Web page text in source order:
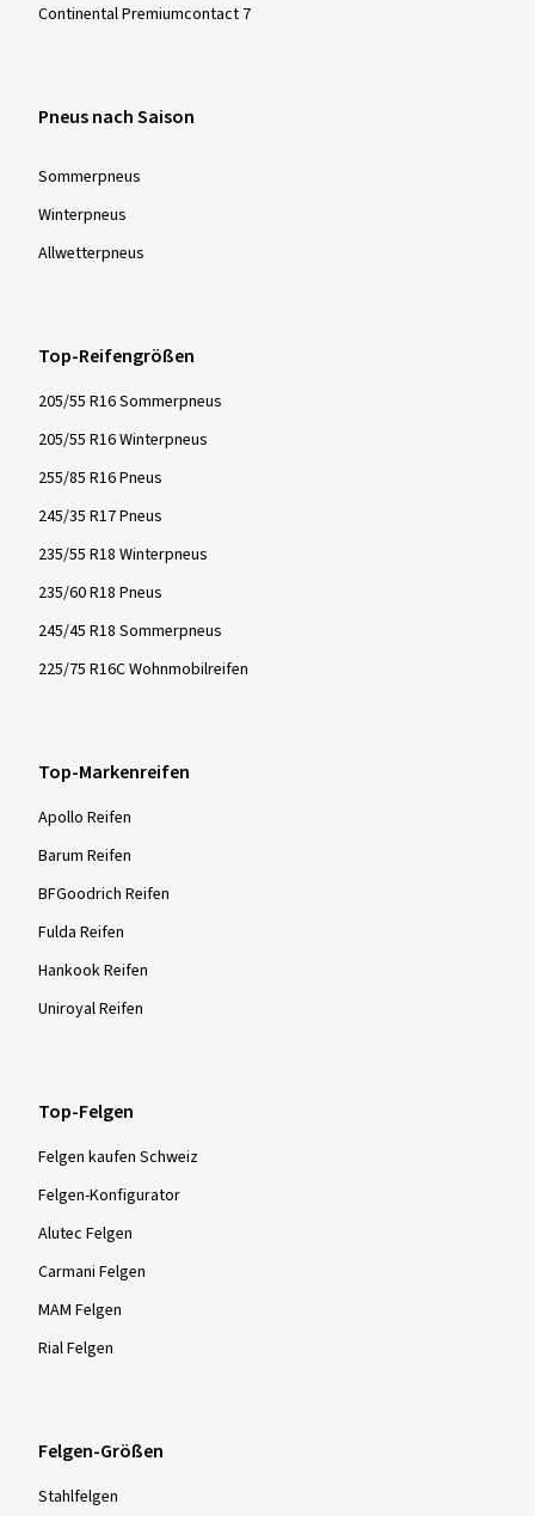
Continental Premiumcontact 7
Pneus nach Saison
Sommer­pneus
Winter­pneus
Allwetter­pneus
Top-Reifengrößen
205/55 R16 Sommerpneus
205/55 R16 Winterpneus
255/85 R16 Pneus
245/35 R17 Pneus
235/55 R18 Winterpneus
235/60 R18 Pneus
245/45 R18 Sommerpneus
225/75 R16C Wohnmobilreifen
Top-Markenreifen
Apollo Reifen
Barum Reifen
BFGoodrich Reifen
Fulda Reifen
Hankook Reifen
Uniroyal Reifen
Top-Felgen
Felgen kaufen Schweiz
Felgen-Konfigurator
Alutec Felgen
Carmani Felgen
MAM Felgen
Rial Felgen
Felgen-Größen
Stahlfelgen